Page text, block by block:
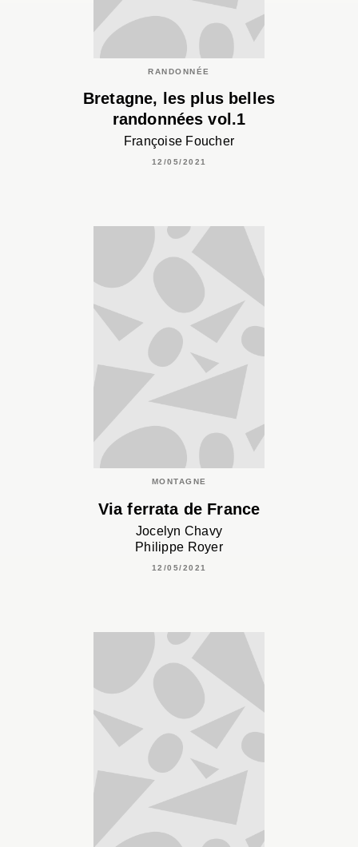
RANDONNÉE
Bretagne, les plus belles
randonnées vol.1
Françoise Foucher
12/05/2021
MONTAGNE
Via ferrata de France
Jocelyn Chavy
Philippe Royer
12/05/2021